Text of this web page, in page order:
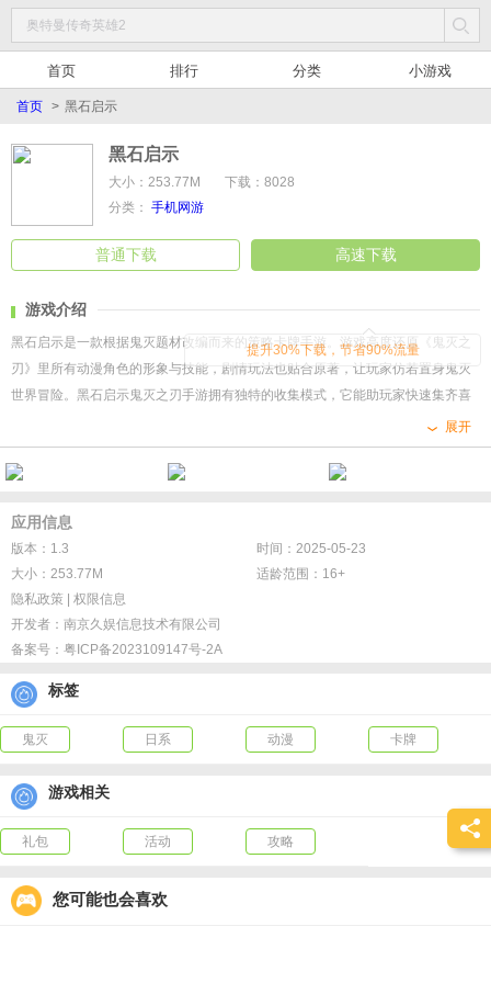
首页 排行 分类 小游戏
首页 > 黑石启示
黑石启示
大小：253.77M
下载：8028
分类： 手机网游
普通下载 高速下载
提升30%下载，节省90%流量
游戏介绍
黑石启示是一款根据鬼灭题材改编而来的策略卡牌手游。游戏高度还原《鬼灭之
刃》里所有动漫角色的形象与技能，剧情玩法也贴合原著，让玩家仿若置身鬼灭
世界冒险。黑石启示鬼灭之刃手游拥有独特的收集模式，它能助玩家快速集齐喜
爱角色，并通过升级、升星、装备强化等养成线提升角色实力。而在战斗方面，
玩家可依角色肉盾、攻杀、术师、控魂等定位策略搭配阵容，如灼烧爆发流、控
制流等多种阵容流派！
展开
应用信息
版本：1.3
时间：2025-05-23
大小：253.77M
适龄范围：16+
隐私政策
权限信息
开发者： 南京久娱信息技术有限公司
备案号： 粤ICP备2023109147号-2A
标签
鬼灭 日系 动漫 卡牌
游戏相关
礼包 活动 攻略
您可能也会喜欢